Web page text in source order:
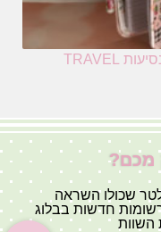
מוגן: הדרכה – סדנת מחברת נסיעות TRAVEL
מכם?
שכולו השראה
חדשות בבלוג
השוות